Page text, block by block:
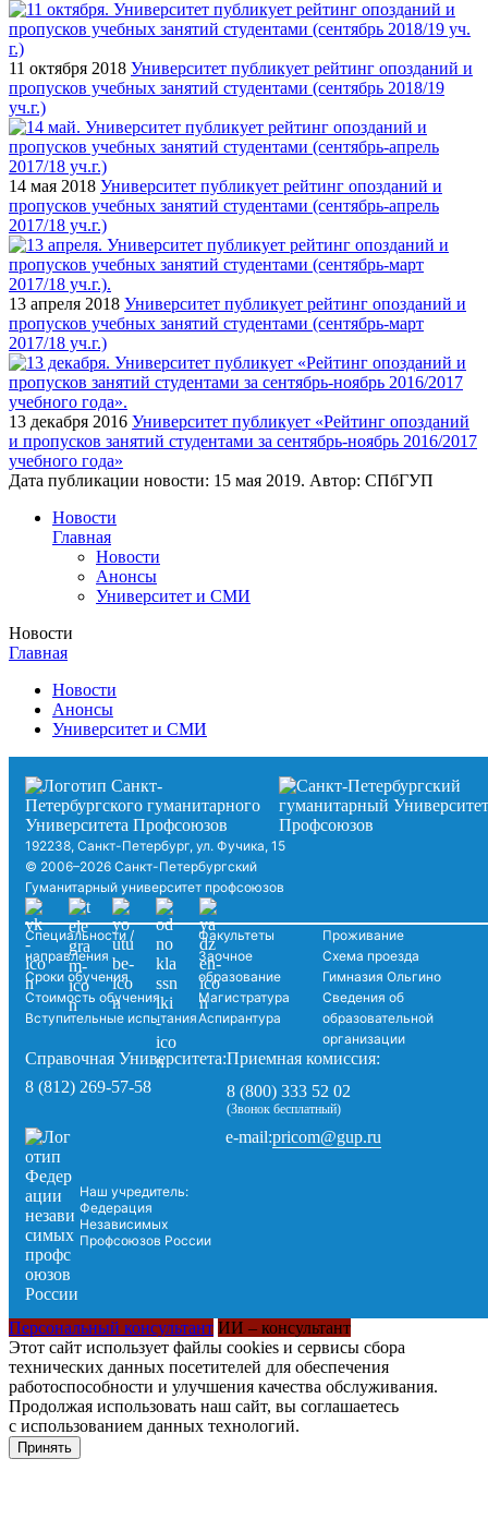
11 октября 2018 Университет публикует рейтинг опозданий и
пропусков учебных занятий студентами (сентябрь 2018/19
уч.г.)
14 мая 2018 Университет публикует рейтинг опозданий и
пропусков учебных занятий студентами (сентябрь-апрель
2017/18 уч.г.)
13 апреля 2018 Университет публикует рейтинг опозданий и
пропусков учебных занятий студентами (сентябрь-март
2017/18 уч.г.)
13 декабря 2016 Университет публикует «Рейтинг опозданий
и пропусков занятий студентами за сентябрь-ноябрь 2016/2017
учебного года»
Дата публикации новости: 15 мая 2019. Автор: СПбГУП
Новости
Главная
Новости
Анонсы
Университет и СМИ
Новости
Главная
Новости
Анонсы
Университет и СМИ
192238, Санкт-Петербург, ул. Фучика, 15
© 2006–2026 Санкт-Петербургский
Гуманитарный университет профсоюзов
Специальности /
направления
Сроки обучения
Стоимость обучения
Вступительные испытания
Факультеты
Заочное
образование
Магистратура
Аспирантура
Проживание
Схема проезда
Гимназия Ольгино
Сведения об
образовательной
организации
Справочная Университета:
8 (812) 269-57-58
Приемная комиссия:
8 (800) 333 52 02
(Звонок бесплатный)
Наш учредитель:
Федерация
Независимых
Профсоюзов России
e-mail:pricom@gup.ru
Персональный консультант ИИ – консультант
Этот сайт использует файлы cookies и сервисы сбора
технических данных посетителей для обеспечения
работоспособности и улучшения качества обслуживания.
Продолжая использовать наш сайт, вы соглашаетесь
с использованием данных технологий.
Принять